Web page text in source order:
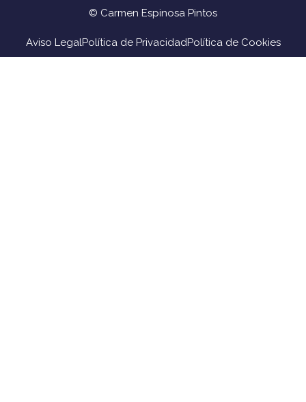
© Carmen Espinosa Pintos
Aviso LegalPolítica de PrivacidadPolítica de Cookies